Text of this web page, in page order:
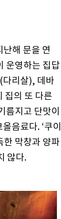
해 문을 연
운영하는 집답
다리살), 데바
집의 또 다른
름지고 단맛이
음료다. ‘쿠이
한 막창과 양파
않다.